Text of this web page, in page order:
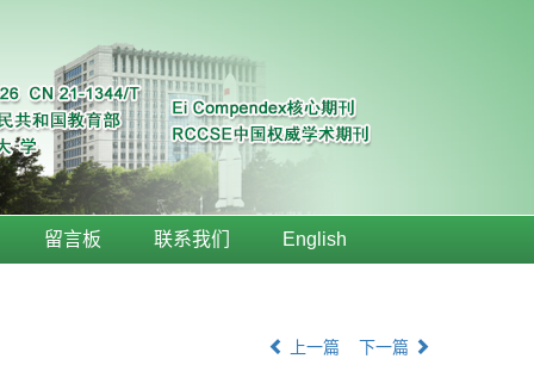
留言板 联系我们 English
上一篇 下一篇